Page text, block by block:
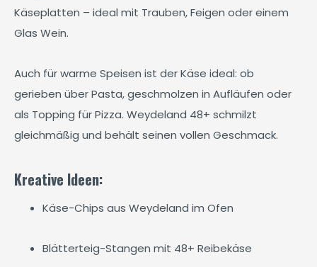
Käseplatten – ideal mit Trauben, Feigen oder einem
Glas Wein.
Auch für warme Speisen ist der Käse ideal: ob
gerieben über Pasta, geschmolzen in Aufläufen oder
als Topping für Pizza. Weydeland 48+ schmilzt
gleichmäßig und behält seinen vollen Geschmack.
Kreative Ideen:
Käse-Chips aus Weydeland im Ofen
Blätterteig-Stangen mit 48+ Reibekäse